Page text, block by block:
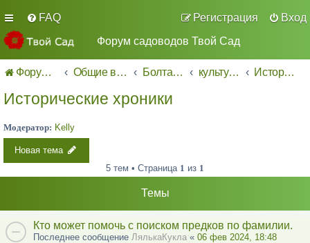
FAQ Вход
Регистрация
Форум садоводов Твой Сад
Форум садоводов - список форумов Общие вопросы Болталка культура Исторические хроники
Исторические хроники
Модератор: Kelly
Новая тема
5 тем • Страница 1 из 1
Темы
Кто может помочь с поиском предков по фамилии.
Последнее сообщение ЛялькаКукла « 06 фев 2024, 18:48